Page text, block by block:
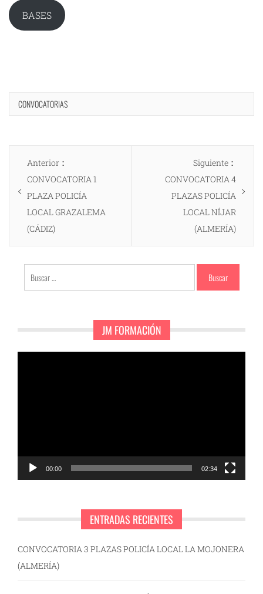
BASES
CONVOCATORIAS
Navegación
entradas
Anterior
anterior:
CONVOCATORIA 1
PLAZA POLICÍA
LOCAL GRAZALEMA
(CÁDIZ)
Siguiente
CONVOCATORIA 4
PLAZAS POLICÍA
LOCAL NÍJAR
(ALMERÍA)
Buscar:
JM FORMACIÓN
00:00 02:34
ENTRADAS RECIENTES
CONVOCATORIA 3 PLAZAS POLICÍA LOCAL LA MOJONERA
(ALMERÍA)